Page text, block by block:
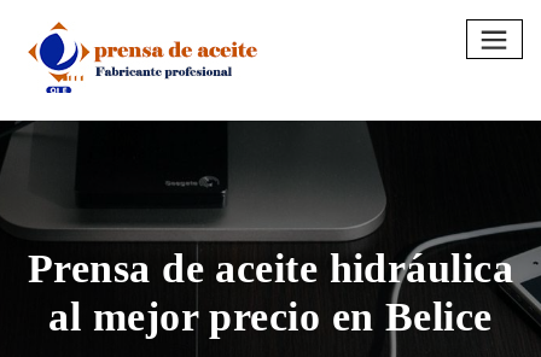
content
Prensa de aceite hidráulica
al mejor precio en Belice